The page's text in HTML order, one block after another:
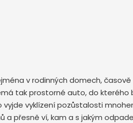
v rodinných domech,
tak prostorné auto, do
vyklízení pozůstalosti
přesně ví, kam a s jakým